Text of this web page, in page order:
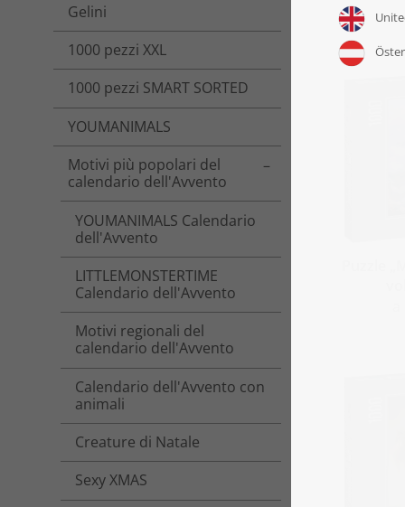
Gelini
1000 pezzi XXL
1000 pezzi SMART SORTED
YOUMANIMALS
Motivi più popolari del
calendario dell'Avvento
Toggle menu
YOUMANIMALS Calendario
dell'Avvento
LITTLEMONSTERTIME
Calendario dell'Avvento
Motivi regionali del
calendario dell'Avvento
Calendario dell'Avvento con
animali
Creature di Natale
Sexy XMAS